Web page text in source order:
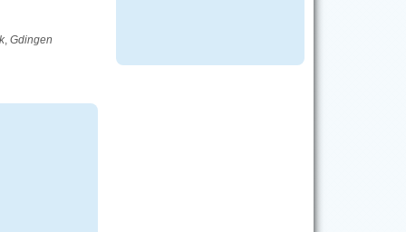
, Gdingen